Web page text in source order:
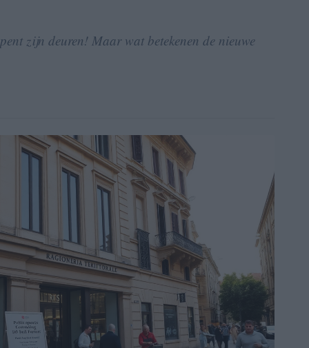
zijn deuren! Maar wat betekenen de nieuwe